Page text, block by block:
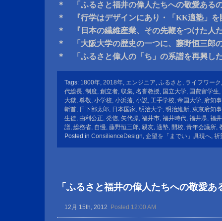
＊ 「ふるさと福井の偉人たちへの敬愛ある
＊ 『行学はデザインにあり・「KK適塾」を
＊ 『日本の繊維産業、その先鞭をつけた人
＊ 「大阪大学の歴史の一つに、藤野恒三郎
＊ 「ふるさと偉人の「ち」の系譜を再興し
Tags: 1800年, 2018年, エンジニア, ふるさと , ライフワーク
代総長, 制度, 創立者, 収集, 名誉教授, 国立大学, 国費留学生,
大獄, 尊敬, 小学校, 小浜藩, 小説, 工手学校, 帝国大学, 府知事
斬首, 日下部太郎, 日本国家, 明治大学, 明治維新, 東京府知事
生徒, 由利公正, 発信, 矢代操, 福井市, 福井時代, 福井県, 福
譜, 総務省, 自慢, 藤野恒三郎, 親友, 適塾, 開校, 青年会議所,
Posted in ConsilienceDesign, 企望を「までい」具現へ, 祈
「ふるさと福井の偉人たちへの敬愛あ
12月 15th, 2012 Posted 12:00 AM